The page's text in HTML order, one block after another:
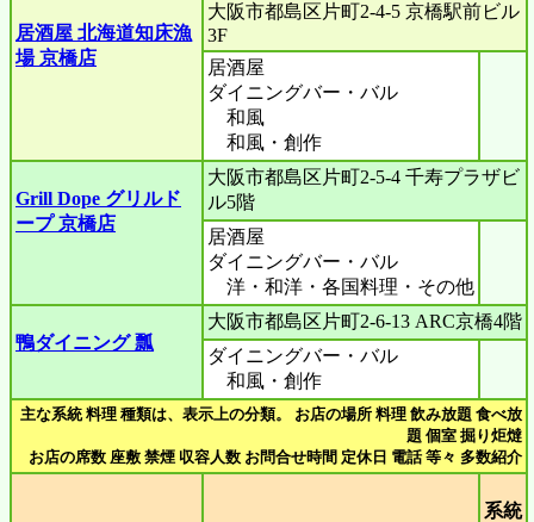
居酒屋 北海道知床漁
場 京橋店
大阪市都島区片町2-4-5 京橋駅前ビル
3F
居酒屋
ダイニングバー・バル
和風
和風・創作
Grill Dope グリルド
ープ 京橋店
大阪市都島区片町2-5-4 千寿プラザビ
ル5階
居酒屋
ダイニングバー・バル
洋・和洋・各国料理・その他
鴨ダイニング 瓢
大阪市都島区片町2-6-13 ARC京橋4階
ダイニングバー・バル
和風・創作
主な系統 料理 種類は、表示上の分類。 お店の場所 料理 飲み放題 食べ放
題 個室 掘り炬燵
お店の席数 座敷 禁煙 収容人数 お問合せ時間 定休日 電話 等々 多数紹介
系統